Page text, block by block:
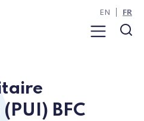
Menu
EN FR
BFC